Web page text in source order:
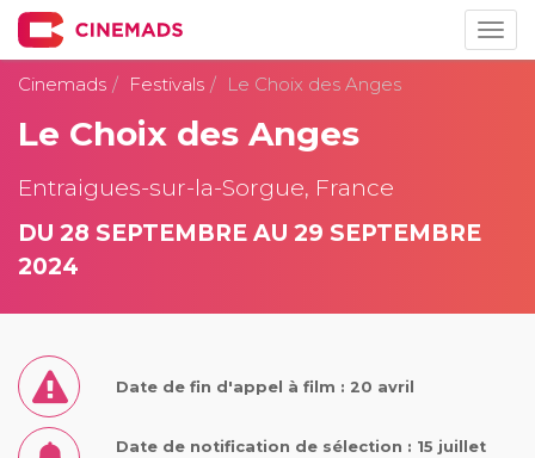
Cinemads
Festivals Le Choix des Anges
Le Choix des Anges
Entraigues-sur-la-Sorgue, France
DU 28 SEPTEMBRE AU 29 SEPTEMBRE
2024
Date de fin d'appel à film : 20 avril
Date de notification de sélection : 15 juillet